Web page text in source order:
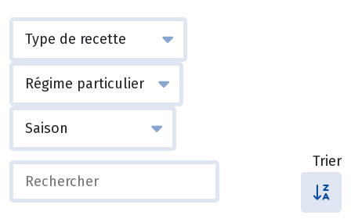
Trier